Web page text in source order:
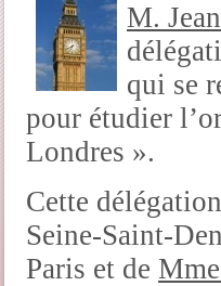
M.
qui se
pour étudier
Londres ».
Cette
Seine-Saint-
Paris et de